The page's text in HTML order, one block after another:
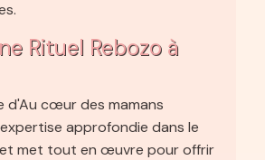
Rituel Rebozo à
d'Au cœur des mamans
approfondie dans le
met tout en œuvre pour offrir